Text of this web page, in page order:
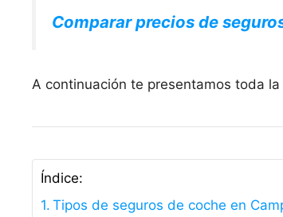
Comparar precios de
A continuación te presentamos toda
Índice:
Tipos de seguros de coche en